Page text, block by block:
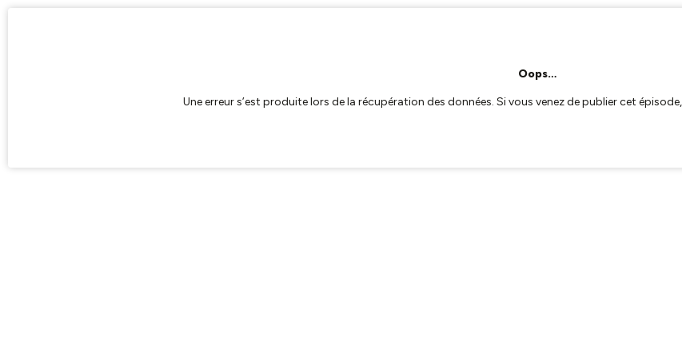
Oops…
Une erreur s’est produite lors de la récupération des données. Si vous venez de publier cet